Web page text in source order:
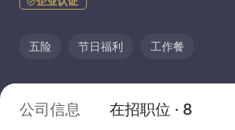
五险 节日福利 工作餐
公司信息 在招职位 · 8